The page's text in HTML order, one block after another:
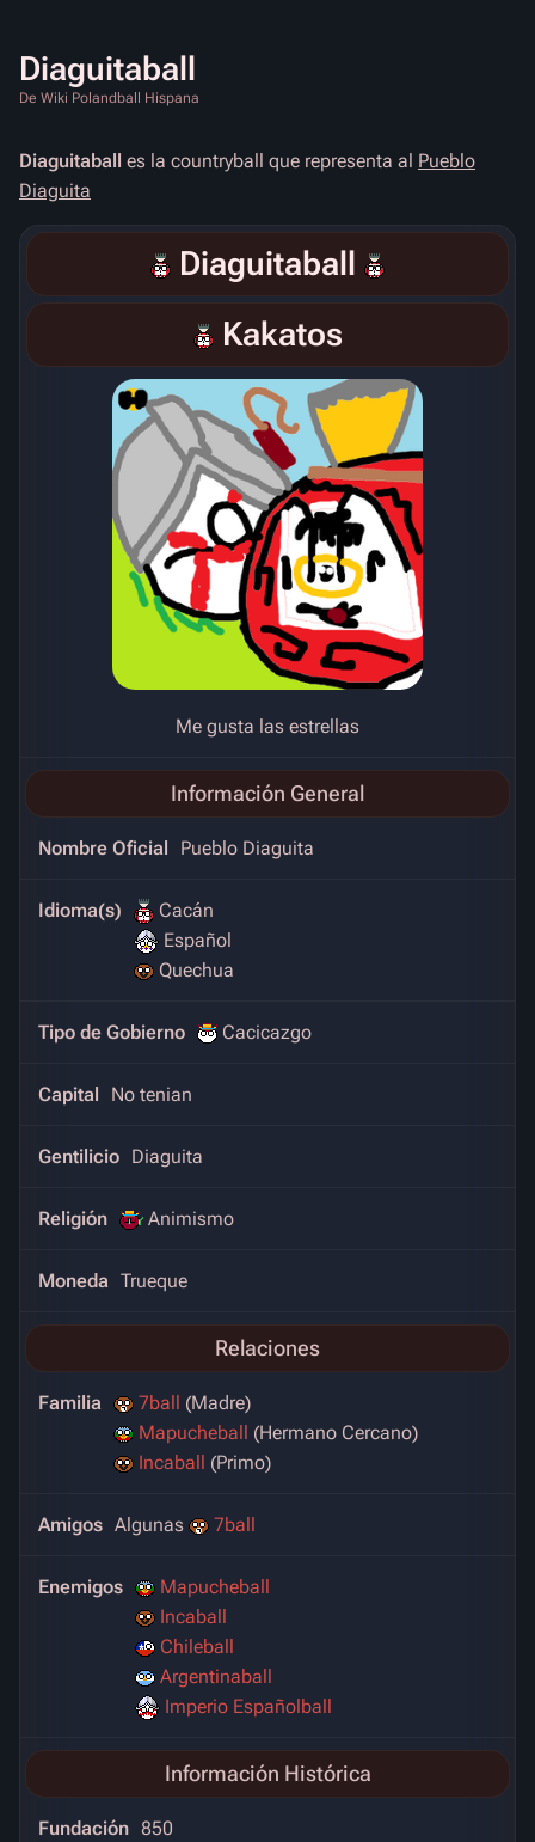
Diaguitaball
De Wiki Polandball Hispana
Diaguitaball es la countryball que representa al Pueblo
Diaguita
Diaguitaball
Kakatos
Me gusta las estrellas
Información General
Nombre Oficial Pueblo Diaguita
Idioma(s)
Cacán
Español
Quechua
Tipo de Gobierno Cacicazgo
Capital No tenian
Gentilicio Diaguita
Religión Animismo
Moneda Trueque
Relaciones
Familia 7ball (Madre)
Mapucheball (Hermano Cercano)
Incaball (Primo)
Amigos Algunas 7ball
Enemigos
Mapucheball
Incaball
Chileball
Argentinaball
Imperio Españolball
Información Histórica
Fundación 850